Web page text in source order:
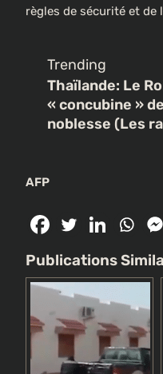
règles de sécurité et
Trending
Thaïlande: Le
« concubine »
noblesse (Les
AFP
Publications